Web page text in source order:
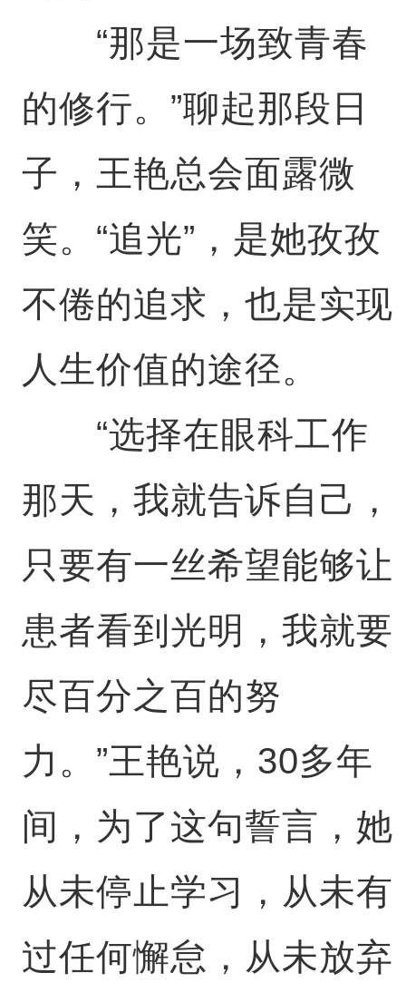
“那是一场致青春
的修行。”聊起那段日
子，王艳总会面露微
笑。“追光”，是她孜孜
不倦的追求，也是实现
人生价值的途径。
“选择在眼科工作
那天，我就告诉自己，
只要有一丝希望能够让
患者看到光明，我就要
尽百分之百的努
力。”王艳说，30多年
间，为了这句誓言，她
从未停止学习，从未有
过任何懈怠，从未放弃